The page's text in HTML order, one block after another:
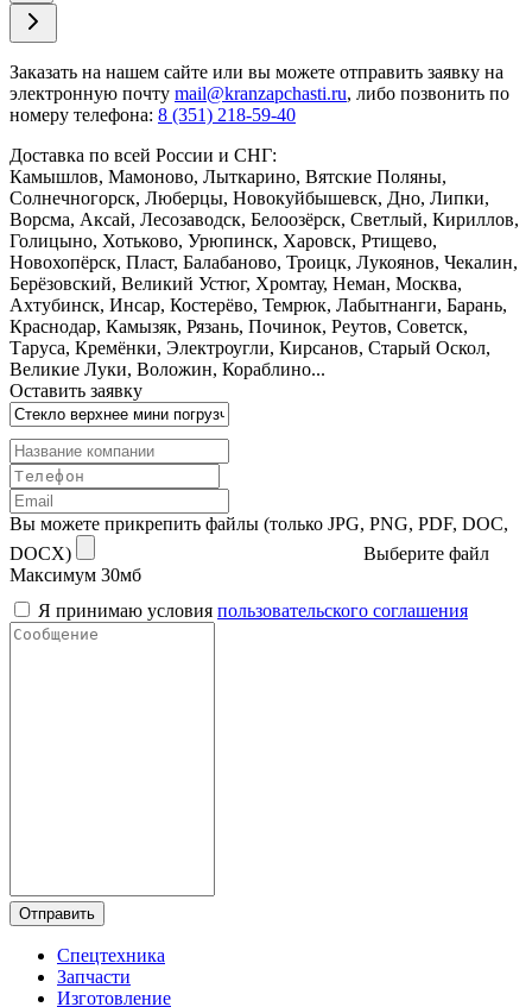
Заказать на нашем сайте или вы можете отправить заявку на
электронную почту mail@kranzapchasti.ru, либо позвонить по
номеру телефона: 8 (351) 218-59-40
Доставка по всей России и СНГ:
Камышлов, Мамоново, Лыткарино, Вятские Поляны,
Солнечногорск, Люберцы, Новокуйбышевск, Дно, Липки,
Ворсма, Аксай, Лесозаводск, Белоозёрск, Светлый, Кириллов,
Голицыно, Хотьково, Урюпинск, Харовск, Ртищево,
Новохопёрск, Пласт, Балабаново, Троицк, Лукоянов, Чекалин,
Берёзовский, Великий Устюг, Хромтау, Неман, Москва,
Ахтубинск, Инсар, Костерёво, Темрюк, Лабытнанги, Барань,
Краснодар, Камызяк, Рязань, Починок, Реутов, Советск,
Таруса, Кремёнки, Электроугли, Кирсанов, Старый Оскол,
Великие Луки, Воложин, Кораблино...
Оставить заявку
Вы можете прикрепить файлы (только JPG, PNG, PDF, DOC,
DOCX)
Выберите файл
Максимум 30мб
Я принимаю условия пользовательского соглашения
Отправить
Спецтехника
Запчасти
Изготовление